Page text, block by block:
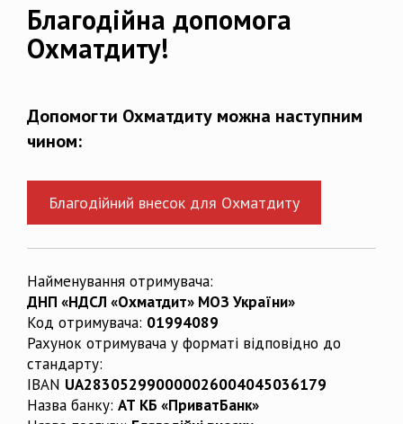
Благодійна допомога
Охматдиту!
Допомогти Охматдиту можна наступним
чином:
Благодійний внесок для Охматдиту
Найменування отримувача:
ДНП «НДСЛ «Охматдит» МОЗ України»
Код отримувача: 01994089
Рахунок отримувача у форматі відповідно до
стандарту:
IBAN UA283052990000026004045036179
Назва банку: АТ КБ «ПриватБанк»